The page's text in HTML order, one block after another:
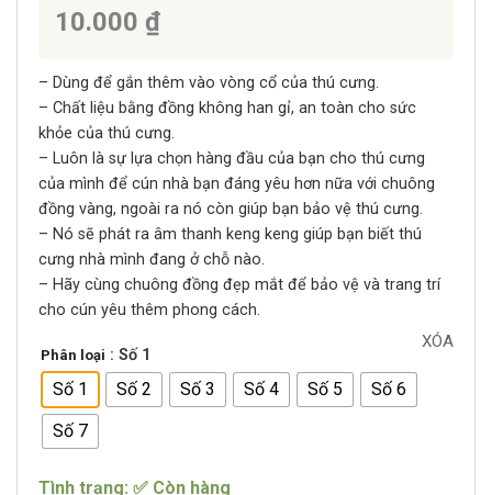
10.000 ₫
– Dùng để gắn thêm vào vòng cổ của thú cưng.
– Chất liệu bằng đồng không han gỉ, an toàn cho sức
khỏe của thú cưng.
– Luôn là sự lựa chọn hàng đầu của bạn cho thú cưng
của mình để cún nhà bạn đáng yêu hơn nữa với chuông
đồng vàng, ngoài ra nó còn giúp bạn bảo vệ thú cưng.
– Nó sẽ phát ra âm thanh keng keng giúp bạn biết thú
cưng nhà mình đang ở chỗ nào.
– Hãy cùng chuông đồng đẹp mắt để bảo vệ và trang trí
cho cún yêu thêm phong cách.
Phân loại : Số 1
Số 1 Số 2 Số 3 Số 4 Số 5
Số 6
Số 7
XÓA
Tình trạng: ✅ Còn hàng